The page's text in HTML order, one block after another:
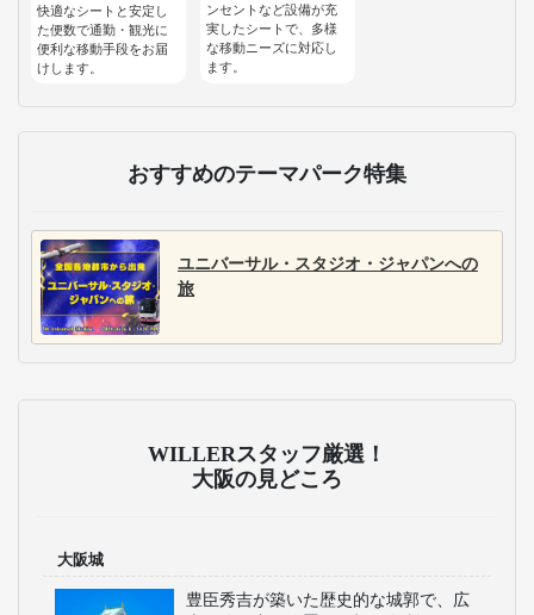
快適なシートと安定し
た便数で通勤・観光に
便利な移動手段をお届
けします。
ンセントなど設備が充
実したシートで、多様
な移動ニーズに対応し
ます。
おすすめのテーマパーク特集
ユニバーサル・スタジオ・ジャパンへの
旅
WILLERスタッフ厳選！
大阪の見どころ
大阪城
豊臣秀吉が築いた歴史的な城郭で、広